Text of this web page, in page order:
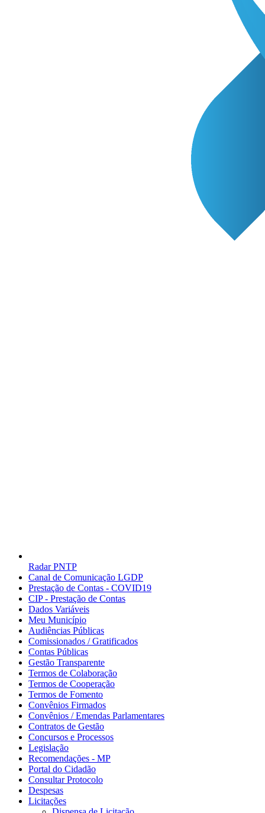
Radar PNTP
Canal de Comunicação LGDP
Prestação de Contas - COVID19
CIP - Prestação de Contas
Dados Variáveis
Meu Município
Audiências Públicas
Comissionados / Gratificados
Contas Públicas
Gestão Transparente
Termos de Colaboração
Termos de Cooperação
Termos de Fomento
Convênios Firmados
Convênios / Emendas Parlamentares
Contratos de Gestão
Concursos e Processos
Legislação
Recomendações - MP
Portal do Cidadão
Consultar Protocolo
Despesas
Licitações